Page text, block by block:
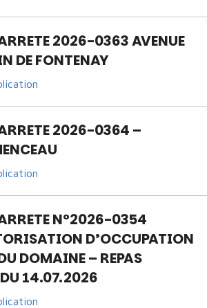
2026-0363 AVENUE
DE FONTENAY
2026-0364 –
N°2026-0354
D’OCCUPATION
DOMAINE – REPAS
14.07.2026